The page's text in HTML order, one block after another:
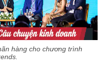
hàng cho chương trình